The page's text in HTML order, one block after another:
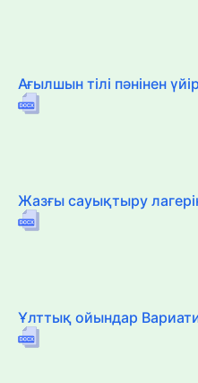
Ағылшын тілі пәнінен
Жазғы сауықтыру
Ұлттық ойындар